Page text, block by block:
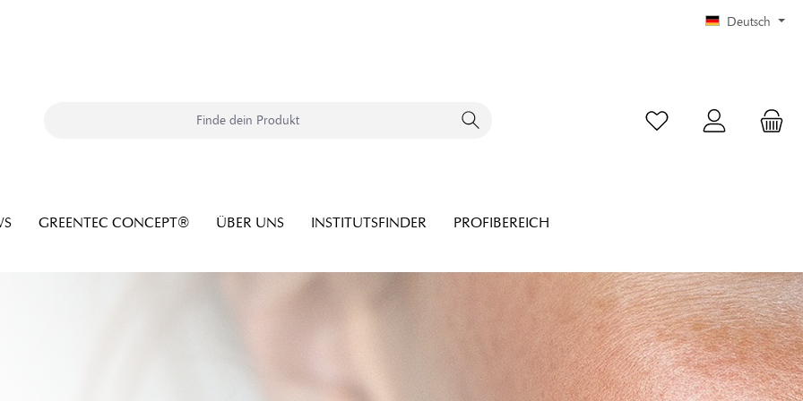
Deutsch
GREENTEC CONCEPT® ÜBER UNS INSTITUTSFINDER PROFIBEREICH